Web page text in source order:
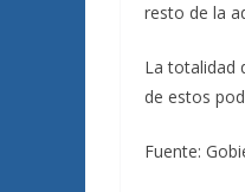
resto de la
La totalidad
de estos
Fuente: